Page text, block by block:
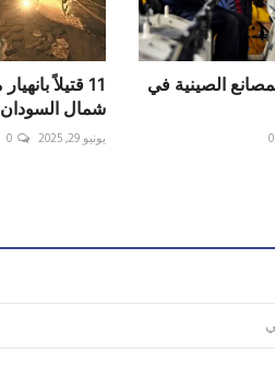
الصينية في
0
11 قتيلاً
شمال السودان
يونيو 29, 2025 0